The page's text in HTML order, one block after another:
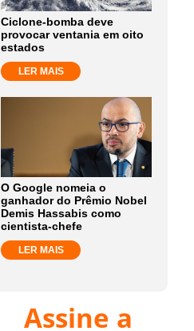
Ciclone-bomba deve
provocar ventania em oito
estados
LER MAIS
O Google nomeia o
ganhador do Prêmio Nobel
Demis Hassabis como
cientista-chefe
LER MAIS
Assine a